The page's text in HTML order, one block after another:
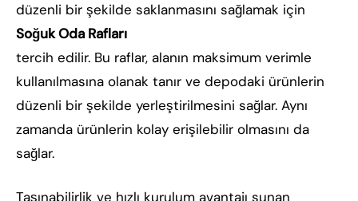
düzenli bir şekilde saklanmasını sağlamak için
Soğuk Oda Rafları
tercih edilir. Bu raflar, alanın maksimum verimle
kullanılmasına olanak tanır ve depodaki ürünlerin
düzenli bir şekilde yerleştirilmesini sağlar. Aynı
zamanda ürünlerin kolay erişilebilir olmasını da
sağlar.
Taşınabilirlik ve hızlı kurulum avantajı sunan